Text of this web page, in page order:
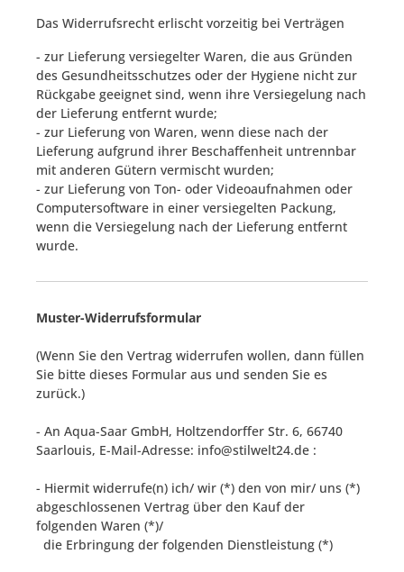
Das Widerrufsrecht erlischt vorzeitig bei Verträgen
- zur Lieferung versiegelter Waren, die aus Gründen
des Gesundheitsschutzes oder der Hygiene nicht zur
Rückgabe geeignet sind, wenn ihre Versiegelung nach
der Lieferung entfernt wurde;
- zur Lieferung von Waren, wenn diese nach der
Lieferung aufgrund ihrer Beschaffenheit untrennbar
mit anderen Gütern vermischt wurden;
- zur Lieferung von Ton- oder Videoaufnahmen oder
Computersoftware in einer versiegelten Packung,
wenn die Versiegelung nach der Lieferung entfernt
wurde.
Muster-Widerrufsformular
(Wenn Sie den Vertrag widerrufen wollen, dann füllen
Sie bitte dieses Formular aus und senden Sie es
zurück.)
- An Aqua-Saar GmbH, Holtzendorffer Str. 6, 66740
Saarlouis, E-Mail-Adresse: info@stilwelt24.de :
- Hiermit widerrufe(n) ich/ wir (*) den von mir/ uns (*)
abgeschlossenen Vertrag über den Kauf der
folgenden Waren (*)/
die Erbringung der folgenden Dienstleistung (*)